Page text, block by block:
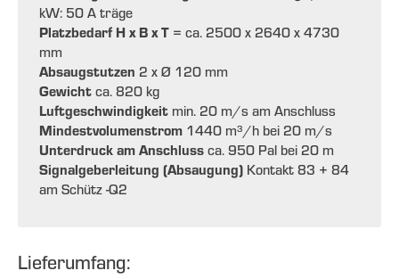
kW: 50 A träge
Platzbedarf H x B x T = ca. 2500 x 2640 x 4730
mm
Absaugstutzen 2 x Ø 120 mm
Gewicht ca. 820 kg
Luftgeschwindigkeit min. 20 m/s am Anschluss
Mindestvolumenstrom 1440 m³/h bei 20 m/s
Unterdruck am Anschluss ca. 950 Pal bei 20 m
Signalgeberleitung (Absaugung) Kontakt 83 + 84
am Schütz -Q2
Lieferumfang: